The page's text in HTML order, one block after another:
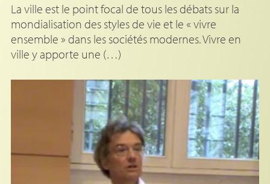
La ville est le point focal de tous les débats sur la
mondialisation des styles de vie et le « vivre
ensemble » dans les sociétés modernes. Vivre en
ville y apporte une (…)